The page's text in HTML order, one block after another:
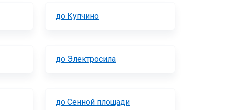
до Купчино
до Электросила
до Сенной площади